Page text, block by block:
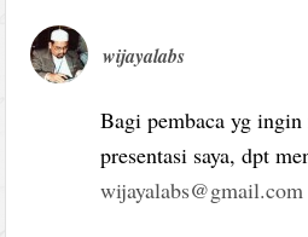
wijayalabs
Bagi pembaca yg
presentasi saya, dpt
wijayalabs@gmail.com